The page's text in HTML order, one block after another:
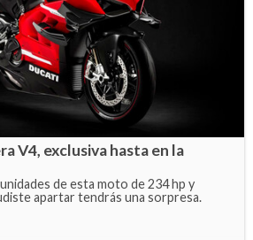
V4, exclusiva hasta en la
de esta moto de 234 hp y
apartar tendrás una sorpresa.